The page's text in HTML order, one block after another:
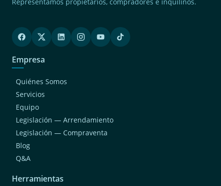
Empresa
Quiénes Somos
Servicios
Equipo
Legislación — Arrendamiento
Legislación — Compraventa
Blog
Q&A
Herramientas